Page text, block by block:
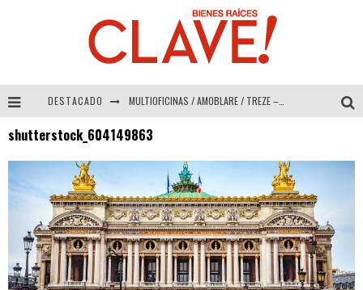
DESTACADO
MULTIOFICINAS / AMOBLARE / TREZE – Especial Interiorismo & Decoración 2026
Abad Vergara Arquitectos – Especial Interiorismo & Decoración 2026
ADRIANA HOYOS DESIGN STUDIO – Especial Interiorismo & Decoración 2026
shutterstock_604149863